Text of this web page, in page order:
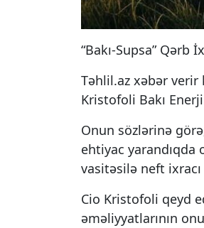
“Bakı-Supsa”
Təhlil.az xəbər
Kristofoli Bakı
Onun sözlərinə
ehtiyac
vasitəsilə neft
Cio Kristofoli qeyd
əməliyyatlarının